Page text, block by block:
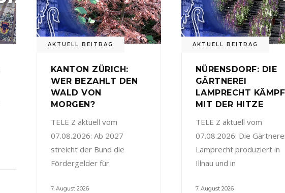
AKTUELL BEITRAG
KANTON ZÜRICH:
WER BEZAHLT DEN
WALD VON
MORGEN?
TELE Z aktuell vom
07.08.2026: Ab 2027
streicht der Bund die
Fördergelder für
7. August 2026
AKTUELL BEITRAG
NÜRENSDORF: DIE
GÄRTNEREI
LAMPRECHT
MIT DER HITZE
TELE Z aktuell vom
07.08.2026: Die
Lamprecht produziert in
Illnau und in
7. August 2026